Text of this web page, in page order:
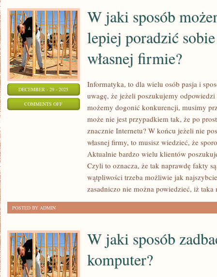
DECEMBER - 29 - 2025
COMMENTS OFFON
PORADZIĆ
SOBIE
IT
WE
WŁASNEJ
FIRMIE?
W jaki sposób
lepiej poradzić
własnej firmie?
Informatyka, to dla wielu osób pasja i
uwagę, że jeżeli poszukujemy
możemy dogonić konkurencji, musimy
może nie jest przypadkiem tak, że po
znacznie Internetu? W końcu jeżeli nie
własnej firmy, to musisz wiedzieć, że
Aktualnie bardzo wielu klientów
Czyli to oznacza, że tak naprawdę fakty
wątpliwości trzeba możliwie jak
zasadniczo nie można powiedzieć, iż taka
POSTED BY ADMIN
W jaki sposób
komputer?